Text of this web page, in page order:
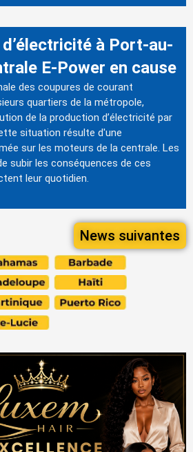
à Port-au-
E-Power en cause
des coupures de courant
quartiers de la métropole,
de la production d’électricité par
situation résulte d'une
sur les moteurs de la centrale. Les
subir les conséquences de ces
leur quotidien.
News suivantes